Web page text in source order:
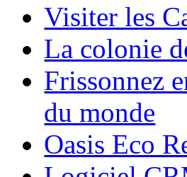
Visiter les
La colonie
Frissonnez
du monde
Oasis Eco